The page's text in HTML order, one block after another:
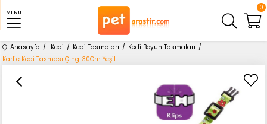
MENU
0
Anasayfa Kedi Kedi Tasmaları
Kedi Boyun Tasmaları
Karlie Kedi Tasması Çıng. 30Cm Yeşil